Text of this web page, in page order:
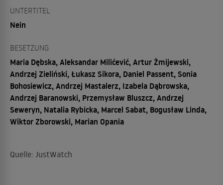
UNTERTITEL
Nein
BESETZUNG
Maria Dębska, Aleksandar Milićević, Artur Żmijewski,
Andrzej Zieliński, Łukasz Sikora, Daniel Passent, Sonia
Bohosiewicz, Andrzej Mastalerz, Izabela Dąbrowska,
Andrzej Baranowski, Przemysław Bluszcz, Andrzej
Seweryn, Natalia Rybicka, Marcel Sabat, Bogusław Linda,
Wiktor Zborowski, Marian Opania
Quelle: JustWatch